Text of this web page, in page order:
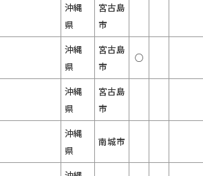
沖縄
県
宮古島
市
沖縄
県
宮古島
市
○
沖縄
県
宮古島
市
沖縄
県
南城市